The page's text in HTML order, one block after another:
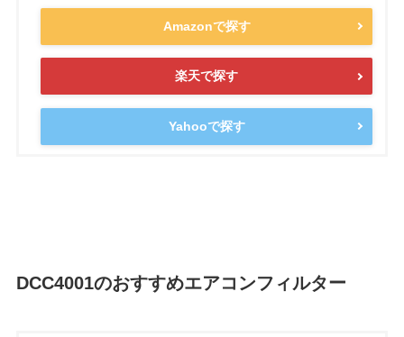
Amazonで探す
楽天で探す
Yahooで探す
DCC4001のおすすめエアコンフィルター